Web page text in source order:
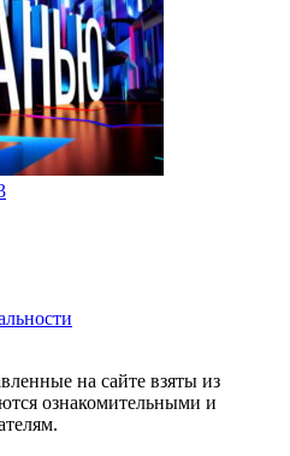
на сайте взяты из
ознакомительными и